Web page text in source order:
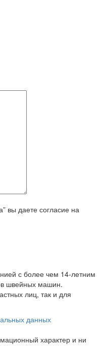
вы даете согласие на
с более чем 14-летним
швейных машин.
лиц, так и для
данных
характер и ни